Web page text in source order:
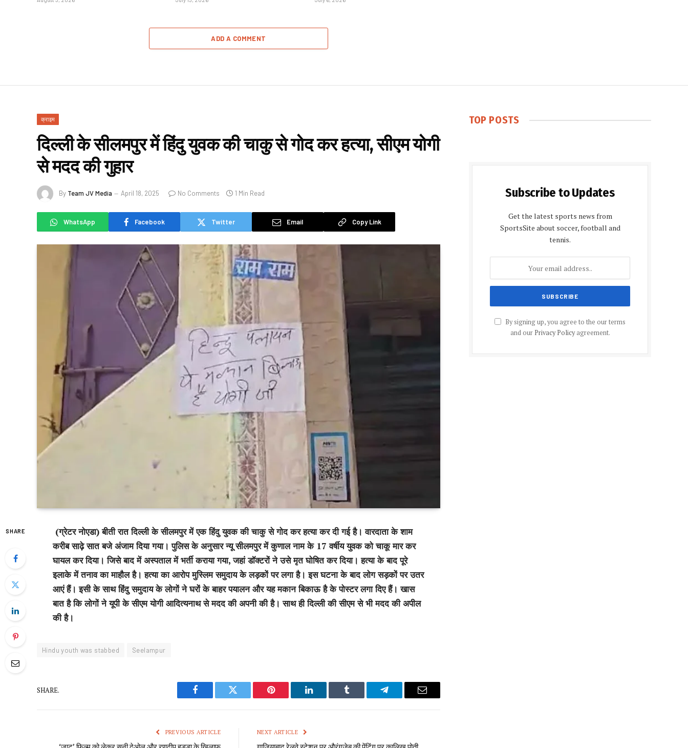
ADD A COMMENT
क्राइम
दिल्ली के सीलमपुर में हिंदु युवक की चाकु से गोद कर हत्या, सीएम योगी
से मदद की गुहार
By Team JV Media April 18, 2025 No Comments 1 Min Read
WhatsApp Facebook Twitter Email Copy Link
SHARE
(ग्रेटर नोएडा) बीती रात दिल्ली के सीलमपुर में एक हिंदु युवक की चाकु से गोद कर हत्या कर दी गई है। वारदाता के शाम
करीब साढ़े सात बजे अंजाम दिया गया। पुलिस के अनुसार न्यू सीलमपुर में कुणाल नाम के 17 वर्षीय युवक को चाकू मार कर
घायल कर दिया। जिसे बाद में अस्पताल में भर्ती कराया गया, जहां डॉक्टरों ने उसे मृत घोषित कर दिया। हत्या के बाद पूरे
इलाके में तनाव का माहौल है। हत्या का आरोप मुस्लिम समुदाय के लड़कों पर लगा है। इस घटना के बाद लोग सड़कों पर उतर
आएं हैं। इसी के साथ हिंदु समुदाय के लोगों ने घरों के बाहर पयालन और यह मकान बिकाऊ है के पोस्टर लगा दिए हैं। खास
बात है कि लोगों ने यूपी के सीएम योगी आदित्यनाथ से मदद की अपनी की है। साथ ही दिल्ली की सीएम से भी मदद की अपील
की है।
Hindu youth was stabbed Seelampur
SHARE.
Facebook Twitter Pinterest LinkedIn Tumblr Telegram Email
PREVIOUS ARTICLE NEXT ARTICLE
TOP POSTS
Subscribe to Updates
Get the latest sports news from
SportsSite about soccer, football and
tennis.
By signing up, you agree to the our terms
and our Privacy Policyagreement.